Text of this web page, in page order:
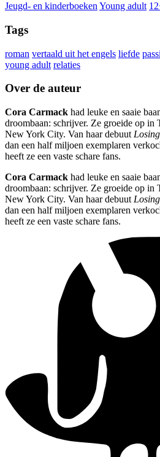
Jeugd- en kinderboeken Young adult
Tags
roman vertaald uit het engels liefde
young adult relaties
Over de auteur
Cora Carmack had leuke en saaie
droombaan: schrijver. Ze groeide op in
New York City. Van haar debuut
dan een half miljoen exemplaren
heeft ze een vaste schare fans.
Cora Carmack had leuke en saaie
droombaan: schrijver. Ze groeide op in
New York City. Van haar debuut
dan een half miljoen exemplaren
heeft ze een vaste schare fans.